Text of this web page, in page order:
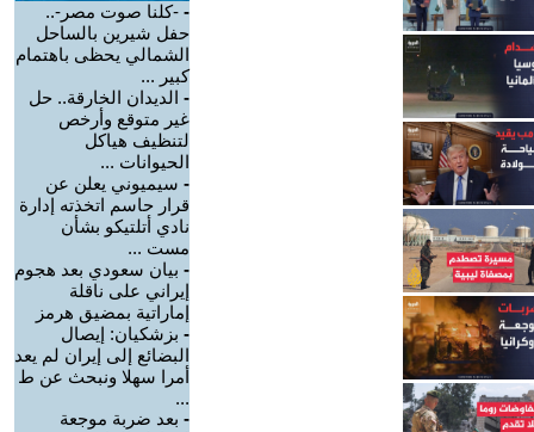
- -كلنا صوت مصر-..
حفل شيرين بالساحل
الشمالي يحظى باهتمام
كبير ...
- الديدان الخارقة.. حل
غير متوقع وأرخص
لتنظيف هياكل
الحيوانات ...
- سيميوني يعلن عن
قرار حاسم اتخذته إدارة
نادي أتلتيكو بشأن
مست ...
- بيان سعودي بعد هجوم
إيراني على ناقلة
إماراتية بمضيق هرمز
- بزشكيان: إيصال
البضائع إلى إيران لم يعد
أمرا سهلا ونبحث عن ط
...
- بعد ضربة موجعة